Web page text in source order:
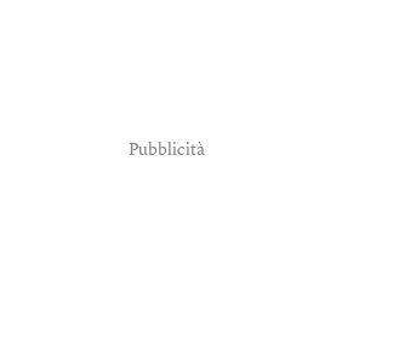
Pubblicità